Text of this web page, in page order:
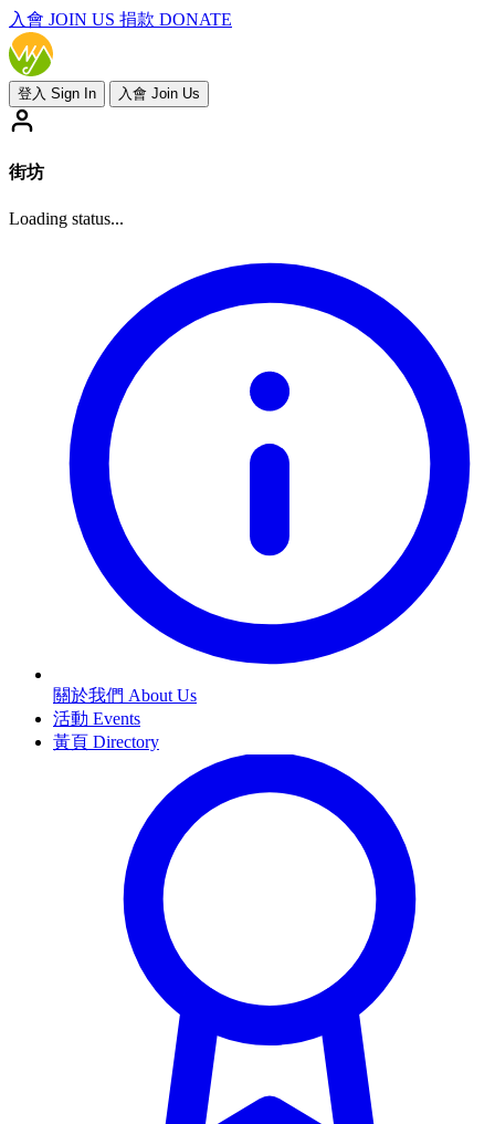
入會 JOIN US 捐款 DONATE
登入 Sign In 入會 Join Us
街坊
Loading status...
關於我們 About Us
活動 Events
黃頁 Directory